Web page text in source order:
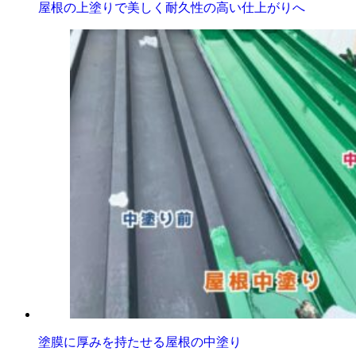
屋根の上塗りで美しく耐久性の高い仕上がりへ
塗膜に厚みを持たせる屋根の中塗り